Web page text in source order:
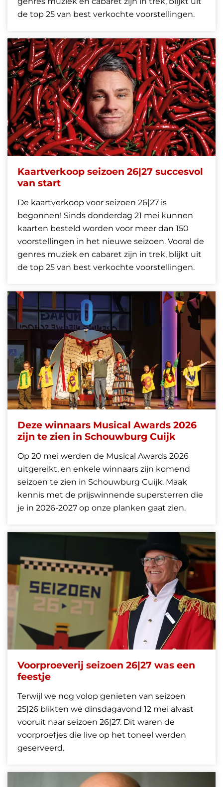
de top 25 van best verkochte voorstellingen.
Kaartverkoop seizoen 26|27 succesvol
van start
De kaartverkoop voor seizoen 26|27 is
begonnen! Sinds donderdag 21 mei kunnen
kaarten besteld worden voor meer dan 150
voorstellingen in het nieuwe seizoen. Vooral de
genres muziek en cabaret zijn in trek, blijkt uit
de top 25 van best verkochte voorstellingen.
Deze winnaars Musical Awards 2026
zijn te zien in Schouwburg Cuijk
Op 20 mei werden de Musical Awards 2026
uitgereikt, en enkele winnaars zijn komend
seizoen te zien in Schouwburg Cuijk. Maak
kennis met de prijswinnende supersterren die
je in 2026-2027 op onze planken gaat zien.
Voorproeverij seizoen 26|27 was een
feestje
Terwijl we nog volop genieten van seizoen
25|26 blikten we dinsdagavond 12 mei alvast
vooruit naar seizoen 26|27. Dit waren de
voorproefjes die live op het toneel werden
geserveerd.